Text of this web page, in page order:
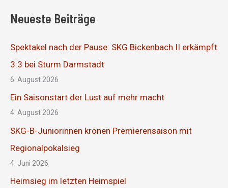
Neueste Beiträge
Spektakel nach der Pause: SKG Bickenbach II erkämpft
3:3 bei Sturm Darmstadt
6. August 2026
Ein Saisonstart der Lust auf mehr macht
4. August 2026
SKG-B-Juniorinnen krönen Premierensaison mit
Regionalpokalsieg
4. Juni 2026
Heimsieg im letzten Heimspiel